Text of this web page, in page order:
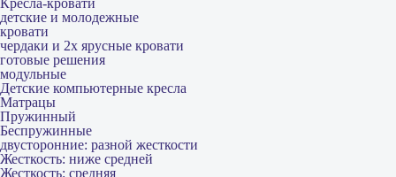
Кресла-кровати
детские и молодежные
кровати
чердаки и 2х ярусные кровати
готовые решения
модульные
Детские компьютерные кресла
Матрацы
Пружинный
Беспружинные
двусторонние: разной жесткости
Жесткость: ниже средней
Жесткость: средняя